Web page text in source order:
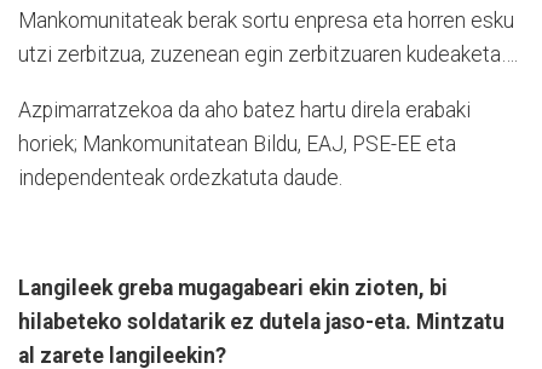
Mankomunitateak berak sortu enpresa eta horren esku
utzi zerbitzua, zuzenean egin zerbitzuaren kudeaketa….
Azpimarratzekoa da aho batez hartu direla erabaki
horiek; Mankomunitatean Bildu, EAJ, PSE-EE eta
independenteak ordezkatuta daude.
Langileek greba mugagabeari ekin zioten, bi
hilabeteko soldatarik ez dutela jaso-eta. Mintzatu
al zarete langileekin?